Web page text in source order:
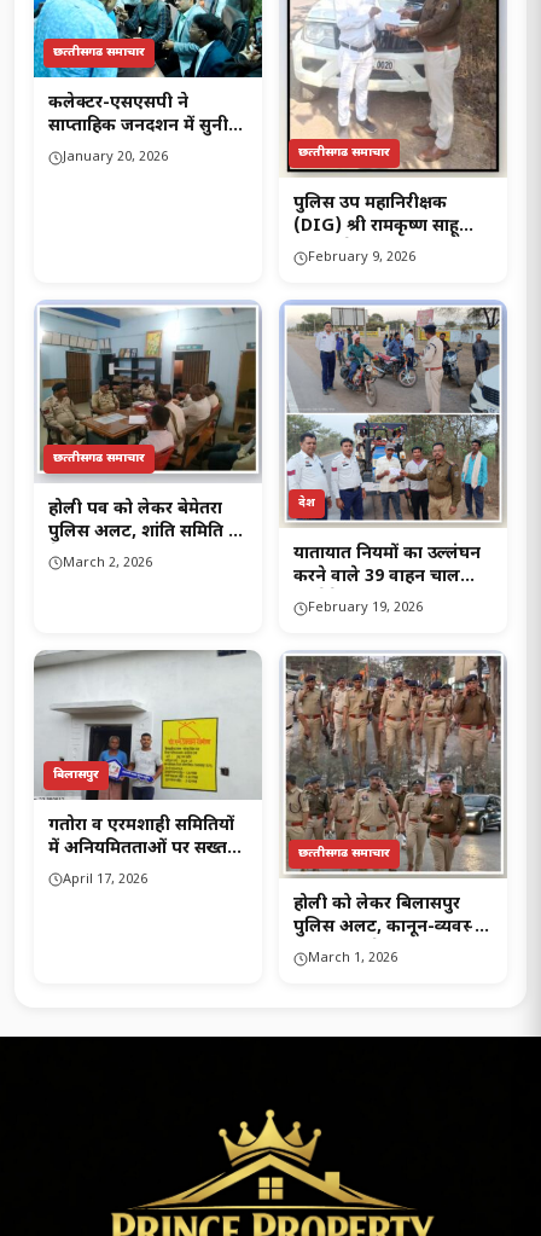
छत्‍तीसगढ समाचार
कलेक्टर-एसएसपी ने
साप्ताहिक जनदर्शन में सुनी
लोगों की समस्याएं…
January 20, 2026 छत्‍तीसगढ समाचार
पुलिस उप महानिरीक्षक
(DIG) श्री रामकृष्ण साहू
(IPS) के निर्देशन पर
यातायात बेमेतरा पुलिस द्वारा
सड़क दुर्घटना मे कमी लाने हेतु
आम नागरिकों को यातायात
नियमों के प्रति किया जा रहा
जागरूक…!
February 9, 2026
छत्‍तीसगढ समाचार
होली पर्व को लेकर बेमेतरा
पुलिस अलर्ट, शांति समिति की
बैठक में सौहार्दपूर्ण उत्सव
मनाने की अपील..!
March 2, 2026
देश
यातायात नियमों का उल्लंघन
करने वाले 39 वाहन चालको
पर बेमेतरा पुलिस की सख्त
कार्यवाही…!
February 19, 2026
बिलासपुर
गतोरा व एरमशाही समितियों
में अनियमितताओं पर सख्त
कार्रवाई, दोषियों पर
एफआईआर दर्ज..!
April 17, 2026
छत्‍तीसगढ समाचार
होली को लेकर बिलासपुर
पुलिस अलर्ट, कानून-व्यवस्था
की समीक्षा बैठक और शहर में
फ्लैग मार्च…!
March 1, 2026